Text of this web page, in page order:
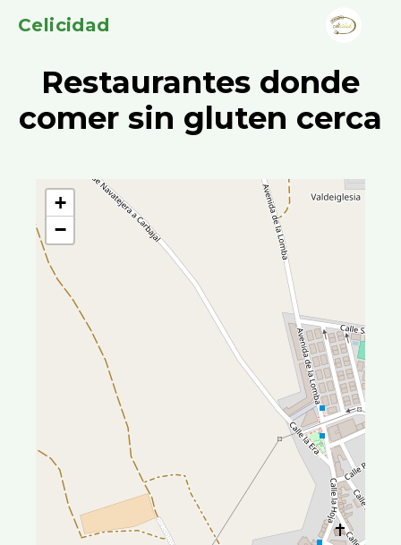
Celicidad
Restaurantes donde
comer sin gluten cerca
+
−